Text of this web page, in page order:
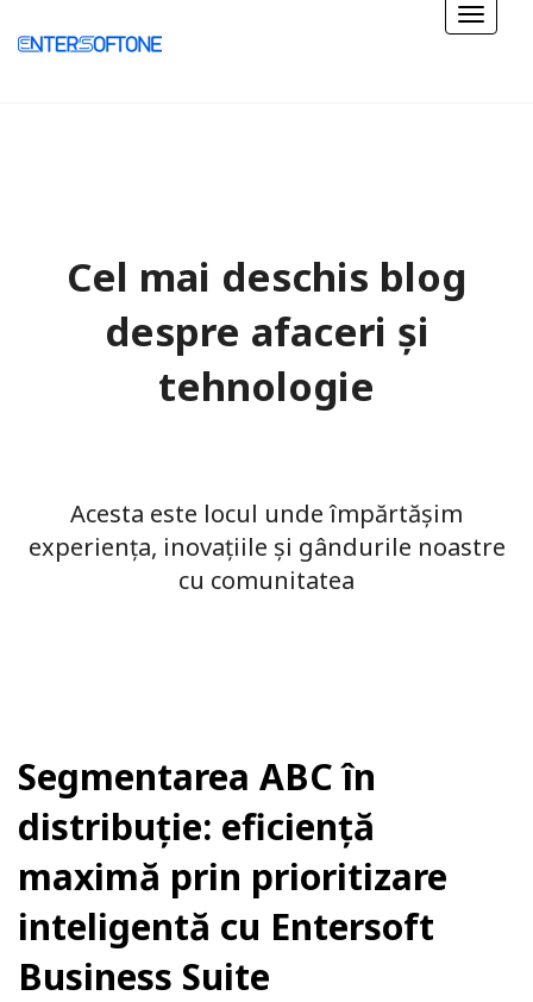
Cel mai deschis blog
despre afaceri și
tehnologie
Acesta este locul unde împărtășim
experiența, inovațiile și gândurile noastre
cu comunitatea
Segmentarea ABC în
distribuție: eficiență
maximă prin prioritizare
inteligentă cu Entersoft
Business Suite